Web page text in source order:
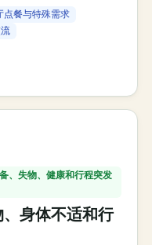
点餐与特殊需求
、失物、健康和行程突发
身体不适和行